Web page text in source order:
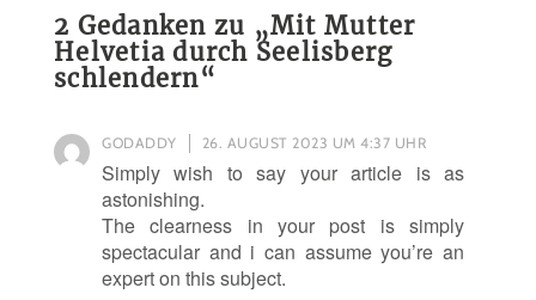
2 Gedanken zu „Mit Mutter
Helvetia durch Seelisberg
schlendern“
GODADDY 26. AUGUST 2023 UM 4:37 UHR
Simply wish to say your article is as
astonishing.
The clearness in your post is simply
spectacular and i can assume you’re an
expert on this subject.